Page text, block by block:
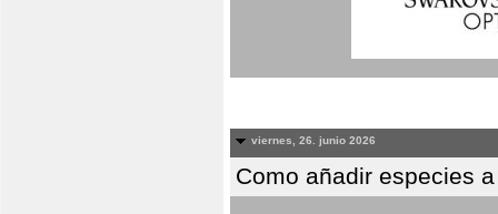
viernes, 26. junio 2026
Como añadir especies